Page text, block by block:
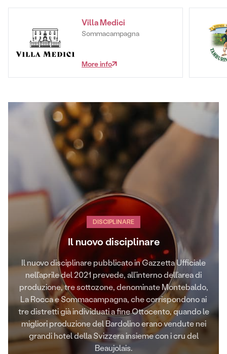
Villa Medici
Sommacampagna
More info
DISCIPLINARE
Il nuovo disciplinare
Il nuovo disciplinare pubblicato in Gazzetta Ufficiale
nell'aprile del 2021 prevede, all’interno dell’area di
produzione, tre sottozone, denominate Montebaldo,
La Rocca e Sommacampagna, che corrispondono ai
tre distretti già individuati a fine Ottocento, quando le
migliori produzione del Bardolino erano vendute nei
grandi hotel della Svizzera insieme con i cru del
Beaujolais.